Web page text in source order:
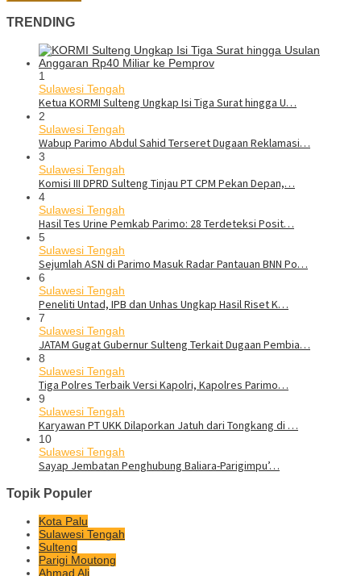
TRENDING
1
Sulawesi Tengah
Ketua KORMI Sulteng Ungkap Isi Tiga Surat hingga U…
2
Sulawesi Tengah
Wabup Parimo Abdul Sahid Terseret Dugaan Reklamasi…
3
Sulawesi Tengah
Komisi III DPRD Sulteng Tinjau PT CPM Pekan Depan,…
4
Sulawesi Tengah
Hasil Tes Urine Pemkab Parimo: 28 Terdeteksi Posit…
5
Sulawesi Tengah
Sejumlah ASN di Parimo Masuk Radar Pantauan BNN Po…
6
Sulawesi Tengah
Peneliti Untad, IPB dan Unhas Ungkap Hasil Riset K…
7
Sulawesi Tengah
JATAM Gugat Gubernur Sulteng Terkait Dugaan Pembia…
8
Sulawesi Tengah
Tiga Polres Terbaik Versi Kapolri, Kapolres Parimo…
9
Sulawesi Tengah
Karyawan PT UKK Dilaporkan Jatuh dari Tongkang di …
10
Sulawesi Tengah
Sayap Jembatan Penghubung Baliara-Parigimpu’…
Topik Populer
Kota Palu
Sulawesi Tengah
Sulteng
Parigi Moutong
Ahmad Ali